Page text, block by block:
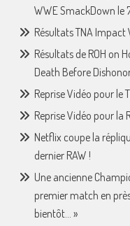
WWE SmackDown le
Résultats TNA
Résultats de ROH on
Death Before
Reprise Vidéo pour le
Reprise Vidéo pour
Netflix coupe la
dernier RAW !
Une ancienne
premier match en près
bientôt… »